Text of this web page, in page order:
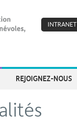
INTRANET
REJOIGNEZ-NOUS